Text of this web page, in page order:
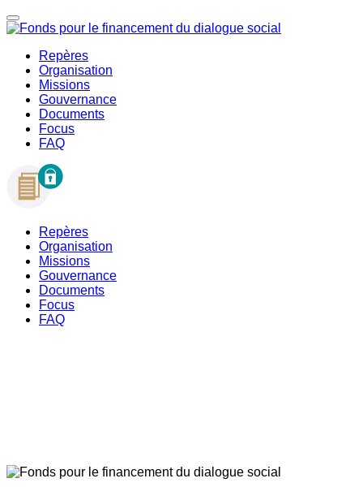
Repères
Organisation
Missions
Gouvernance
Documents
Focus
FAQ
Repères
Organisation
Missions
Gouvernance
Documents
Focus
FAQ